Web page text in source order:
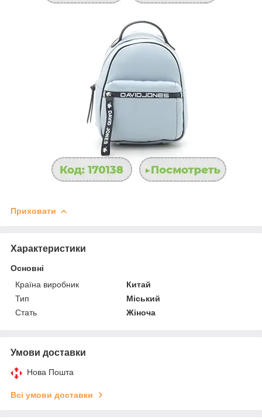
Приховати
Характеристики
Основні
Країна виробник
Китай
Тип
Міський
Стать
Жіноча
Умови доставки
Нова Пошта
Всі умови доставки